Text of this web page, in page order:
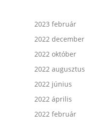
2023 február
2022 december
2022 október
2022 augusztus
2022 június
2022 április
2022 február